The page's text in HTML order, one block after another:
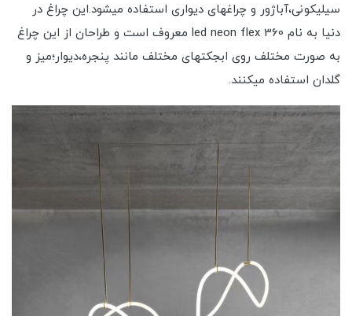
سیلیکونی،آباژور و چراغهای دیواری استفاده میشود.این چراغ در
دنیا به نام led neon flex 360 معروف است و طراحان از این چراغ
به صورت مختلف روی ابجکتهای مختلف مانند پنجره،دیوار؛میز و
گلدان استفاده میکنند.